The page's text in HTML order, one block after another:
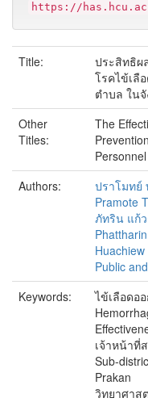
https://
Title:
ประสิทธิผ
โรคไข้เลื
ตำบล ใน
Other
Titles:
The
Authors:
ปราโมทย์
Pramote
ภัทริน แก้
Public
Keywords:
ไข้เลือดอ
เจ้าหน้าที่
Sub-
Prakan
วิทยาศาส